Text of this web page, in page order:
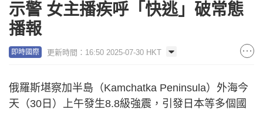
示警 女主播疾呼「快逃」破常態
播報
即時國際 更新時間：16:50 2025-07-30 HKT
俄羅斯堪察加半島（Kamchatka Peninsula）外海今
天（30日）上午發生8.8級強震，引發日本等多個國